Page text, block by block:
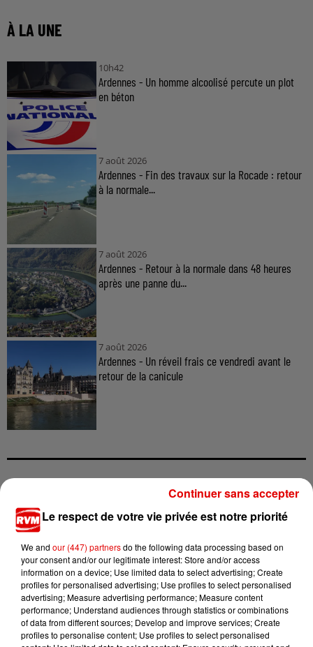
À LA UNE
10h42
Ardennes - Un homme alcoolisé percute un plot
en béton
7 août 2026
Ardennes - Fin des travaux sur la Rocade : retour
à la normale...
7 août 2026
Ardennes - Retour à la normale dans 48 heures
après une panne du...
7 août 2026
Ardennes - Un réveil frais ce vendredi avant le
retour de la canicule
15h12
15h12
TOVE LO X STROMAE
15h09
15h09
ALEX WARREN
15h06
15h06
ANGELE FEAT. JUSTICE
Le respect de votre vie privée est notre priorité
We and our (447) partnersdo the following data processing based on
your consent and/or our legitimate interest: Store and/or access
information on a device; Use limited data to select advertising; Create
profiles for personalised advertising; Use profiles to select personalised
advertising; Measure advertising performance; Measure content
performance; Understand audiences through statistics or combinations
of data from different sources; Develop and improve services; Create
profiles to personalise content; Use profiles to select personalised
Continuer sans accepter